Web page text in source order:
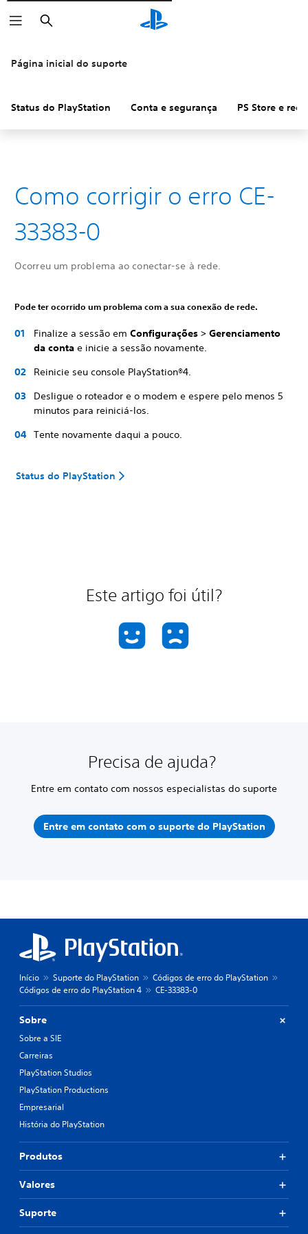
Pesquisar
Página inicial do suporte
Status do PlayStation Conta e segurança PS Store e
Como corrigir o erro CE-
33383-0
Ocorreu um problema ao conectar-se à rede.
Pode ter ocorrido um problema com a sua conexão de rede.
Finalize a sessão em Configurações > Gerenciamento
da conta e inicie a sessão novamente.
Reinicie seu console PlayStation®4.
Desligue o roteador e o modem e espere pelo menos 5
minutos para reiniciá-los.
Tente novamente daqui a pouco.
Status do PlayStation
Este artigo foi útil?
Precisa de ajuda?
Entre em contato com nossos especialistas do suporte
Entre em contato com o suporte do PlayStation
Início Suporte do PlayStation
Códigos de erro do PlayStation
Códigos de erro do PlayStation 4
CE-33383-0
Sobre
Sobre a SIE
Carreiras
PlayStation Studios
PlayStation Productions
Empresarial
História do PlayStation
Produtos
Valores
Suporte